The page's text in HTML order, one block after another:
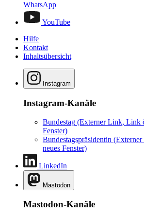
WhatsApp
YouTube
Hilfe
Kontakt
Inhaltsübersicht
Instagram
Instagram-Kanäle
Bundestag (Externer Link, Link
Fenster)
Bundestagspräsidentin
neues Fenster)
LinkedIn
Mastodon
Mastodon-Kanäle